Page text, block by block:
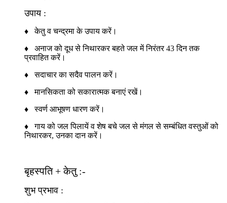
उपाय :
♦ केतु व चन्द्रमा के उपाय करें।
♦ अनाज को दूध से निथारकर बहते जल में निरंतर 43 दिन तक
प्रवाहित करें।
♦ सदाचार का सदैव पालन करें।
♦ मानसिकता को सकारात्मक बनाएं रखें।
♦ स्वर्ण आभूषण धारण करें।
♦ गाय को जल पिलायें व शेष बचे जल से मंगल से सम्बंधित वस्तुओं को
निथारकर, उनका दान करें।
बृहस्पति + केतु :-
शुभ प्रभाव :